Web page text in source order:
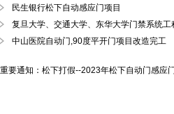
民生银行松下自动感应门项目
复旦大学、交通大学、东华大学门禁系统工
中山医院自动门,90度平开门项目改造完工
重要通知：松下打假--2023年松下自动门感应